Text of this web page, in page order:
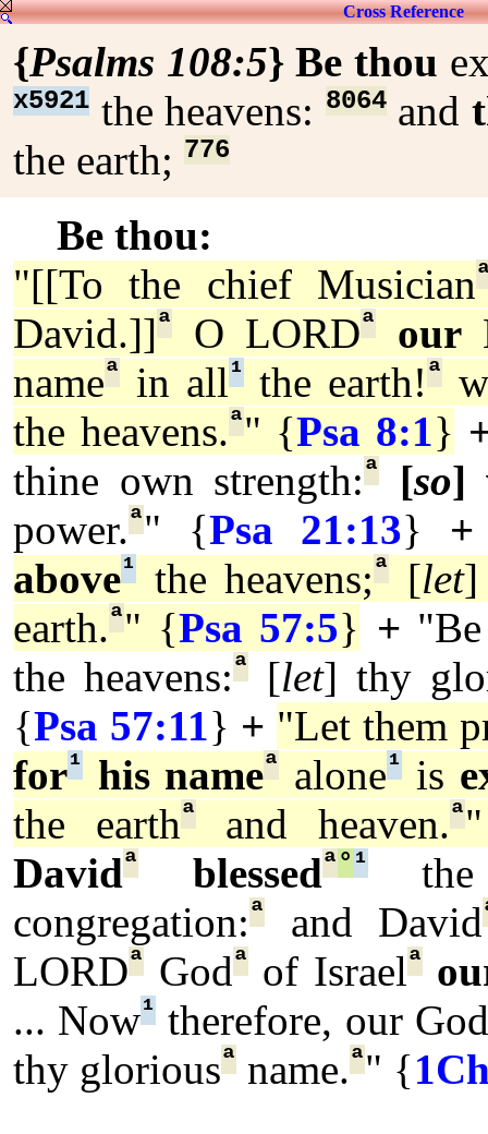
Cross Reference
{Psalms 108:5} Be thou
x5921 the heavens: 8064and
the earth; 776
Be thou:
"[[To the chief Musician
David.]]ª O LORDª our
nameª in all¹the earth! ª
the heavens.ª" {Psa 8:1}
thine own strength:ª [so]
power.ª" {Psa 21:13}
+
above¹ the heavens;ª [let
earth.ª" {Psa 57:5} +
the heavens:ª [let] thy
{Psa 57:11} + "Let them
for¹ his nameª alone¹is
the earthª and heaven.ª
Davidª blessedª° ¹the
congregation:ª and David
LORDª Godªof Israelª
... Now¹ therefore, our
thy gloriousª name.ª" {